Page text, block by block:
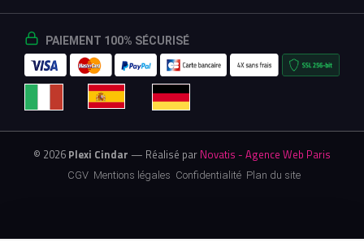
PAIEMENT 100% SÉCURISÉ
© 2026 Plexi Cindar — Réalisé par Novatis - Agence Web Paris
CGV Mentions légales Confidentialité Plan du site